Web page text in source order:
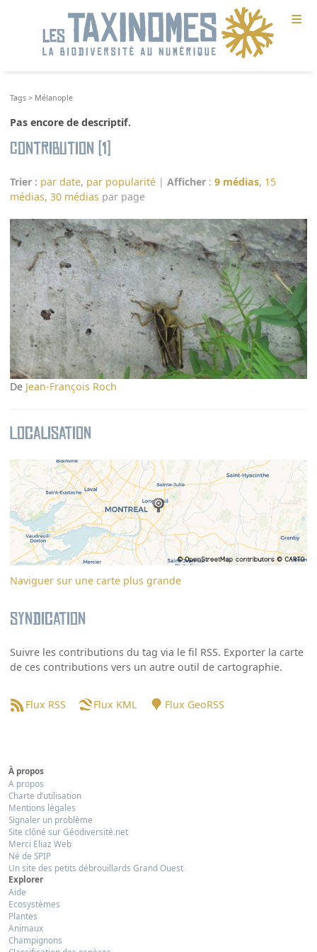
≡
Tags > Mélanople
Pas encore de descriptif.
Contribution (1)
Trier : par date, par popularité |Afficher :9 médias, 15
médias,30 médias par page
De Jean-François Roch
Localisation
Naviguer sur une carte plus grande
Syndication
Suivre les contributions du tag via le fil RSS. Exporter la carte
de ces contributions vers un autre outil de cartographie.
Flux RSS Flux KML Flux GeoRSS
À propos
A propos
Charte d’utilisation
Mentions légales
Signaler un problème
Site clôné sur Géodiversité.net
Merci Eliaz Web
Né de SPIP
Un site des petits débrouillards Grand Ouest
Explorer
Aide
Ecosystèmes
Plantes
Animaux
Champignons